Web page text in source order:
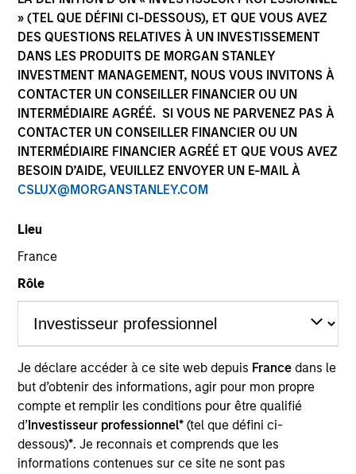
» (TEL QUE DÉFINI CI-DESSOUS), ET QUE VOUS AVEZ
DES QUESTIONS RELATIVES À UN INVESTISSEMENT
DANS LES PRODUITS DE MORGAN STANLEY
INVESTMENT MANAGEMENT, NOUS VOUS INVITONS À
CONTACTER UN CONSEILLER FINANCIER OU UN
INTERMÉDIAIRE AGRÉÉ. SI VOUS NE PARVENEZ PAS À
CONTACTER UN CONSEILLER FINANCIER OU UN
INTERMÉDIAIRE FINANCIER AGRÉÉ ET QUE VOUS AVEZ
BESOIN D’AIDE, VEUILLEZ ENVOYER UN E-MAIL À
CSLUX@MORGANSTANLEY.COM
Lieu
France
Rôle
Je déclare accéder à ce site web depuis France dans le
but d’obtenir des informations, agir pour mon propre
compte et remplir les conditions pour être qualifié
d’Investisseur professionnel*(tel que défini ci-
dessous)*. Je reconnais et comprends que les
informations contenues sur ce site ne sont pas
Communication Promotionnelle
Commentaire
Informations clés pour l’investisseur
(KID)
Ressources
L’attention des investisseurs est
présente, au regard des attentes de
l’Autorité des marchés financiers, une
communication disproportionnée sur
la prise en compte des critères
extrafinanciers dans sa gestion.
Présentation générale